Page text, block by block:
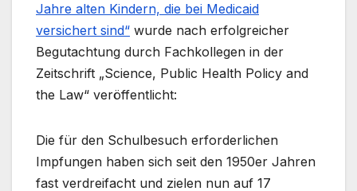
Jahre alten Kindern, die bei Medicaid
versichert sind“ wurde nach erfolgreicher
Begutachtung durch Fachkollegen in der
Zeitschrift „Science, Public Health Policy and
the Law“ veröffentlicht:
Die für den Schulbesuch erforderlichen
Impfungen haben sich seit den 1950er Jahren
fast verdreifacht und zielen nun auf 17